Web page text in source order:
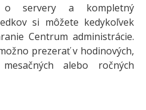
o servery a kompletný
si môžete kedykoľvek
Centrum administrácie.
prezerať v hodinových,
alebo ročných